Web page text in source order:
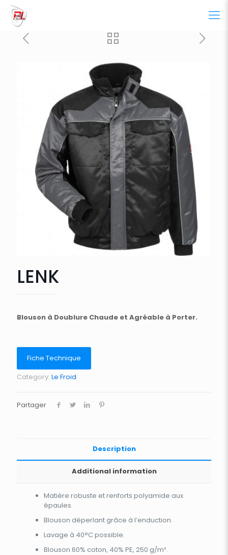
LENK
Blouson à Doublure Chaude et Agréable à Porter.
Fiche Technique
Category: Le Froid
Partager
Description
Additional information
Matière robuste et renforts polyamide aux
épaules.
Blouson déperlant grâce à l’enduction.
Lavage à 40°C possible.
Blouson 60% coton, 40% PE, 250 g/m².